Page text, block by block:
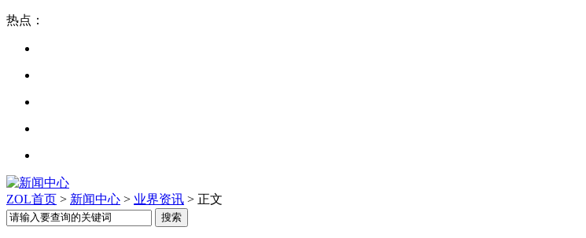
热点：
ZOL首页 > 新闻中心 > 业界资讯 > 正文